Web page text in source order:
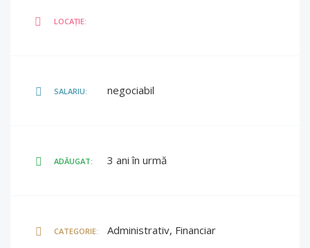
LOCAȚIE:
SALARIU: negociabil
ADĂUGAT: 3 ani în urmă
CATEGORIE: Administrativ, Financiar